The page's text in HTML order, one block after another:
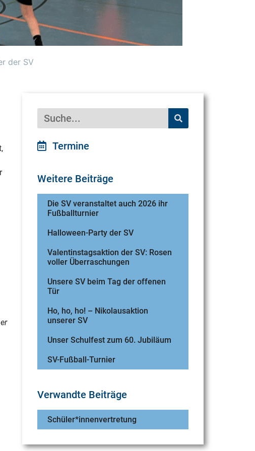
der SV
Termine
Weitere Beiträge
Die SV veranstaltet auch 2026 ihr
Fußballturnier
Halloween-Party der SV
Valentinstagsaktion der SV: Rosen
voller Überraschungen
Unsere SV beim Tag der offenen
Tür
Ho, ho, ho! – Nikolausaktion
unserer SV
Unser Schulfest zum 60. Jubiläum
SV-Fußball-Turnier
Verwandte Beiträge
Schüler*innenvertretung